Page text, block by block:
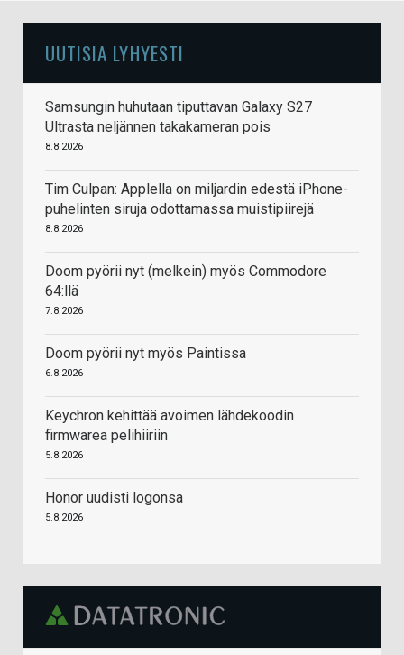
UUTISIA LYHYESTI
Samsungin huhutaan tiputtavan Galaxy S27
Ultrasta neljännen takakameran pois
8.8.2026
Tim Culpan: Applella on miljardin edestä iPhone-
puhelinten siruja odottamassa muistipiirejä
8.8.2026
Doom pyörii nyt (melkein) myös Commodore
64:llä
7.8.2026
Doom pyörii nyt myös Paintissa
6.8.2026
Keychron kehittää avoimen lähdekoodin
firmwarea pelihiiriin
5.8.2026
Honor uudisti logonsa
5.8.2026